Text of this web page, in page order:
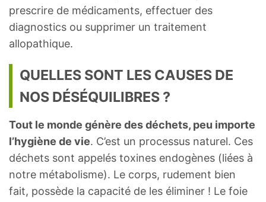
prescrire de médicaments, effectuer des
diagnostics ou supprimer un traitement
allopathique.
QUELLES SONT LES CAUSES DE
NOS DÉSÉQUILIBRES ?
Tout le monde génère des déchets, peu importe
l’hygiène de vie. C’est un processus naturel. Ces
déchets sont appelés toxines endogènes (liées à
notre métabolisme). Le corps, rudement bien
fait, possède la capacité de les éliminer ! Le foie